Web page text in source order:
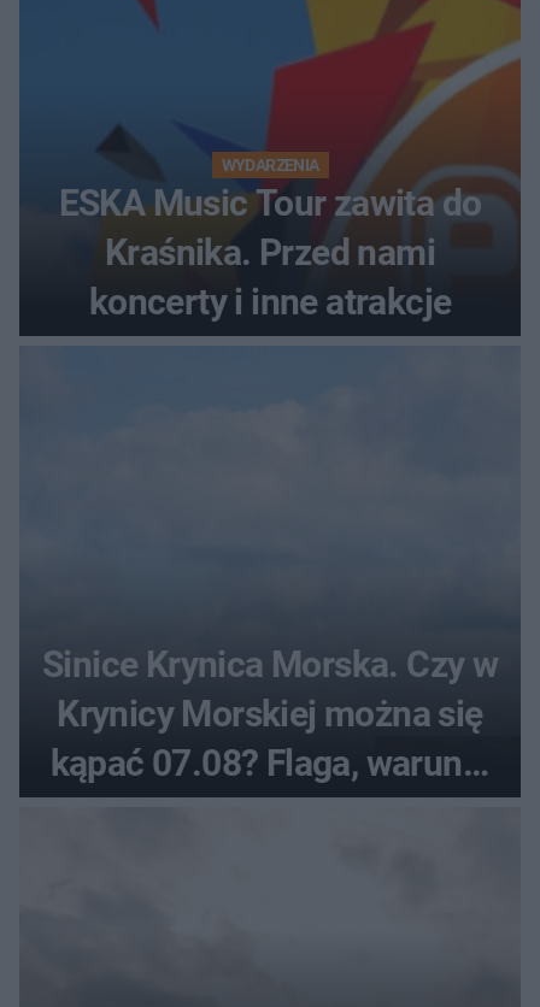
WYDARZENIA
ESKA Music Tour zawita do
Kraśnika. Przed nami
koncerty i inne atrakcje
Sinice Krynica Morska. Czy w
Krynicy Morskiej można się
kąpać 07.08? Flaga, warunki
pogodowe